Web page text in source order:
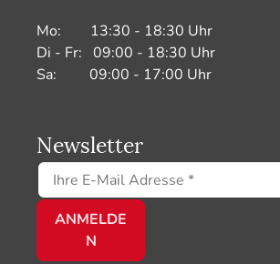
Mo: 13:30 - 18:30 Uhr
Di - Fr: 09:00 - 18:30 Uhr
Sa: 09:00 - 17:00 Uhr
Newsletter